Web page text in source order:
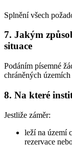
Splnění všech
7. Jakým
situace
Podáním písemné
chráněných
8. Na které
Jestliže záměr:
leží na území
rezervace